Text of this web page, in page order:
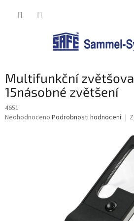
Multifunkční
15násobné zvětšení
4651
Průměrné
Neohodnoceno Podrobnosti hodnocení